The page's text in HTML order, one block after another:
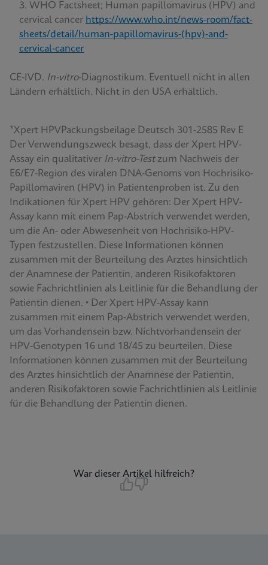
WHO Factsheet; Human papillomavirus (HPV) and
cervical cancer https://www.who.int/news-room/fact-
sheets/detail/human-papillomavirus-(hpv)-and-
cervical-cancer
CE-IVD. In-vitro-Diagnostikum. Eventuell nicht in allen
Ländern erhältlich. Nicht in den USA erhältlich.
*Xpert HPVPackungsbeilage Deutsch 301-2585 Rev E
Der Verwendungszweck besagt, dass der Xpert HPV-
Assay ein qualitativer In-vitro-Testzum Nachweis der
E6/E7-Region des viralen DNA-Genoms von Hochrisiko-
Papillomaviren (HPV) in Patientenproben ist. Zu den
Indikationen für Xpert HPV gehören: Der Xpert HPV-
Assay kann mit einem Pap-Abstrich verwendet werden,
um die An- oder Abwesenheit von Hochrisiko-HPV-
Typen festzustellen. Diese Informationen können
zusammen mit der Beurteilung des Arztes hinsichtlich
der Anamnese der Patientin, anderen Risikofaktoren
sowie Fachrichtlinien als Leitlinie für die Behandlung der
Patientin dienen. • Der Xpert HPV-Assay kann
zusammen mit einem Pap-Abstrich verwendet werden,
um das Vorhandensein bzw. Nichtvorhandensein der
HPV-Genotypen 16 und 18/45 zu beurteilen. Diese
Informationen können zusammen mit der Beurteilung
des Arztes hinsichtlich der Anamnese der Patientin,
anderen Risikofaktoren sowie Fachrichtlinien als Leitlinie
für die Behandlung der Patientin dienen.
War dieser Artikel hilfreich?